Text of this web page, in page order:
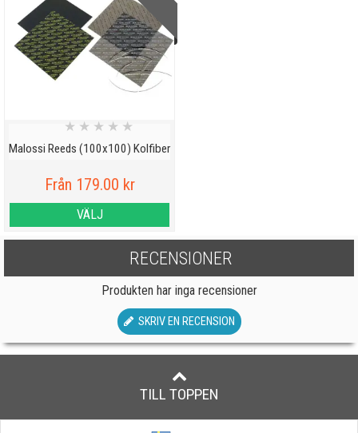
Malossi Reeds (100x100) Kolfiber
★ ★ ★ ★ ★
Från 179.00 kr
VÄLJ
RECENSIONER
Produkten har inga recensioner
SKRIV EN RECENSION
TILL TOPPEN